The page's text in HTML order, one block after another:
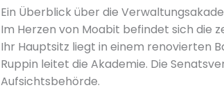
Ein Überblick über die
Im Herzen von Moabit befindet sich die
Ihr Hauptsitz liegt in einem renovierten
Ruppin leitet die Akademie. Die
Aufsichtsbehörde.